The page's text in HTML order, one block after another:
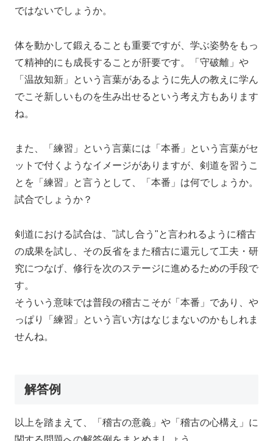
ではないでしょうか。
体を動かして鍛えることも重要ですが、学ぶ姿勢をもっ
て精神的にも成長することが肝要です。「守破離」や
「温故知新」という言葉があるように先人の教えに学ん
でこそ新しいものを生み出せるという考え方もあります
ね。
また、「練習」という言葉には「本番」という言葉がセ
ットで付くようなイメージがありますが、剣道を習うこ
とを「練習」と言うとして、「本番」は何でしょうか。
試合でしょうか？
剣道における試合は、"試し合う"と言われるように稽古
の成果を試し、その反省をまた稽古に還元して工夫・研
究につなげ、修行を次のステージに進めるための手段で
す。
そういう意味では普段の稽古こそが「本番」であり、や
っぱり「練習」という言い方はなじまないのかもしれま
せんね。
解答例
以上を踏まえて、「稽古の意義」や「稽古の心構え」に